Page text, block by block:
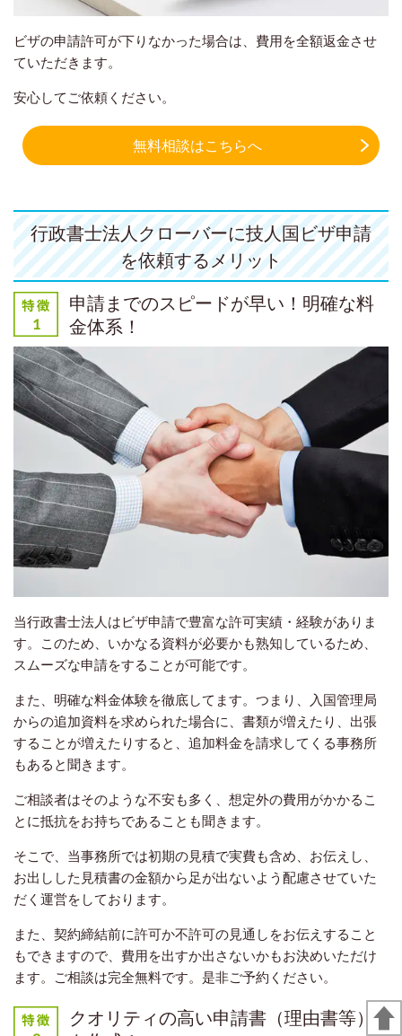
ビザの申請許可が下りなかった場合は、費用を全額返金させ
ていただきます。
安心してご依頼ください。
無料相談はこちらへ
行政書士法人クローバーに技人国ビザ申請
を依頼するメリット
申請までのスピードが早い！明確な料
金体系！
当行政書士法人はビザ申請で豊富な許可実績・経験がありま
す。このため、いかなる資料が必要かも熟知しているため、
スムーズな申請をすることが可能です。
また、明確な料金体験を徹底してます。つまり、入国管理局
からの追加資料を求められた場合に、書類が増えたり、出張
することが増えたりすると、追加料金を請求してくる事務所
もあると聞きます。
ご相談者はそのような不安も多く、想定外の費用がかかるこ
とに抵抗をお持ちであることも聞きます。
そこで、当事務所では初期の見積で実費も含め、お伝えし、
お出しした見積書の金額から足が出ないよう配慮させていた
だく運営をしております。
また、契約締結前に許可か不許可の見通しをお伝えすること
もできますので、費用を出すか出さないかもお決めいただけ
ます。ご相談は完全無料です。是非ご予約ください。
クオリティの高い申請書（理由書等）